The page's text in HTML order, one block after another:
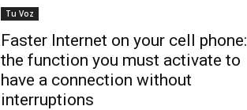
Tu Voz
Faster Internet on your cell phone:
the function you must activate to
have a connection without
interruptions